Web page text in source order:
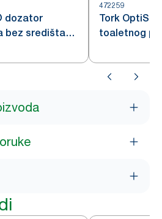
dozator
bez središta
472259
Tork
toaletnog